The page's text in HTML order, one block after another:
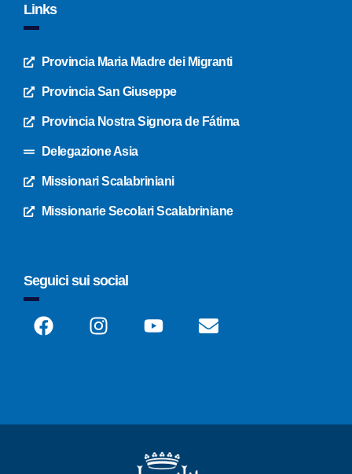
Links
Provincia Maria Madre dei Migranti
Provincia San Giuseppe
Provincia Nostra Signora de Fátima
Delegazione Asia
Missionari Scalabriniani
Missionarie Secolari Scalabriniane
Seguici sui social